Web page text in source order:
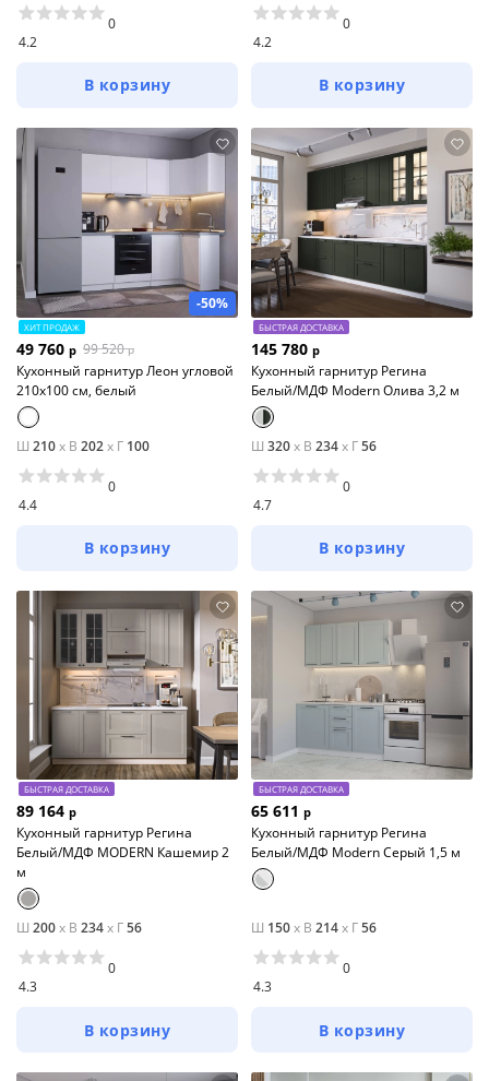
4.2
0
В корзину
4.2
0
В корзину
-50%
ХИТ ПРОДАЖ
49 760 р 99 520 р
Кухонный гарнитур Леон угловой
210х100 см, белый
Ш 210x В 202x Г 100
4.4
0
В корзину
БЫСТРАЯ ДОСТАВКА
145 780 р
Кухонный гарнитур Регина
Белый/МДФ Modern Олива 3,2 м
Ш 320x В 234x Г56
4.7
0
В корзину
БЫСТРАЯ ДОСТАВКА
89 164 р
Кухонный гарнитур Регина
Белый/МДФ MODERN Кашемир 2
м
Ш 200x В 234x Г56
4.3
0
В корзину
БЫСТРАЯ ДОСТАВКА
65 611 р
Кухонный гарнитур Регина
Белый/МДФ Modern Серый 1,5 м
Ш 150x В 214x Г56
4.3
0
В корзину